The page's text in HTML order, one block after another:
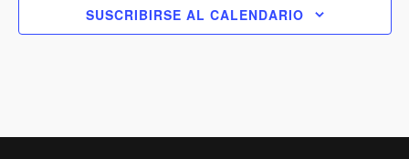
SUSCRIBIRSE AL CALENDARIO